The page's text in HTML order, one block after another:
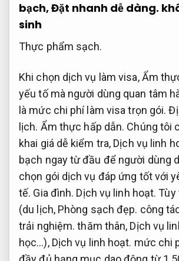
bạch,Đặt nhanh dễ dàng.
sinh
Thực phẩm sạch.
Khi chọn dịch vụ làm visa,Ẩm
yếu tố mà người dùng quan tâm
là mức chi phí làm visa trọn gói.
lịch. Ẩm thực hấp dẫn. Chúng tôi
khai giá dễ kiểm tra, Dịch vụ linh
bạch ngay từ đầu để người dùng
chọn gói dịch vụ đáp ứng tốt với
tế. Gia đình. Dịch vụ linh hoạt. Tùy
(du lịch, Phòng sạch đẹp. công
trải nghiệm. thăm thân, Dịch vụ
học…), Dịch vụ linh hoạt. mức chi